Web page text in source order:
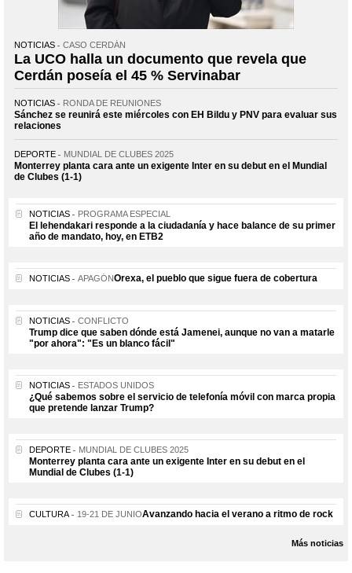
NOTICIAS CASO CERDÁN
La UCO halla un documento que revela que
Cerdán poseía el 45 % Servinabar
NOTICIAS RONDA DE REUNIONES
Sánchez se reunirá este miércoles con EH Bildu y PNV para evaluar sus
relaciones
DEPORTE MUNDIAL DE CLUBES 2025
Monterrey planta cara ante un exigente Inter en su debut en el Mundial
de Clubes (1-1)
NOTICIAS PROGRAMA ESPECIAL
El lehendakari responde a la ciudadanía y hace balance de su primer
año de mandato, hoy, en ETB2
NOTICIAS APAGÓNOrexa, el pueblo que sigue fuera de cobertura
NOTICIAS CONFLICTO
Trump dice que saben dónde está Jamenei, aunque no van a matarle
"por ahora": "Es un blanco fácil"
NOTICIAS ESTADOS UNIDOS
¿Qué sabemos sobre el servicio de telefonía móvil con marca propia
que pretende lanzar Trump?
DEPORTE MUNDIAL DE CLUBES 2025
Monterrey planta cara ante un exigente Inter en su debut en el
Mundial de Clubes (1-1)
CULTURA 19-21 DE JUNIOAvanzando hacia el verano a ritmo de rock
Más noticias